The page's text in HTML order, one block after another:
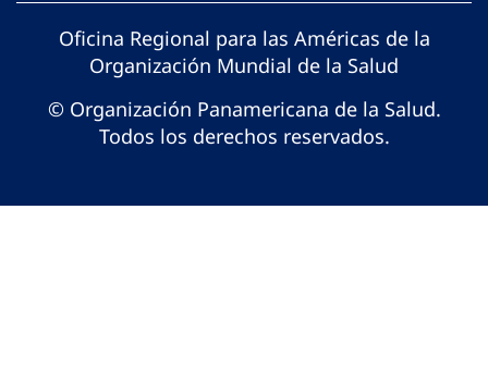
Oficina Regional para las Américas de la
Organización Mundial de la Salud
© Organización Panamericana de la Salud.
Todos los derechos reservados.